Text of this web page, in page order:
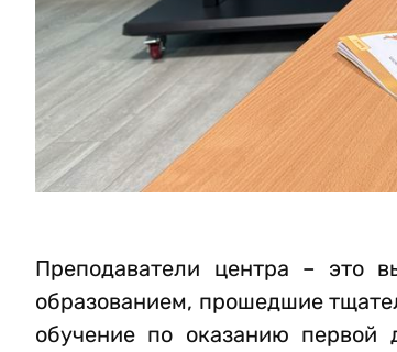
Преподаватели центра – это
образованием, прошедшие
обучение по оказанию первой